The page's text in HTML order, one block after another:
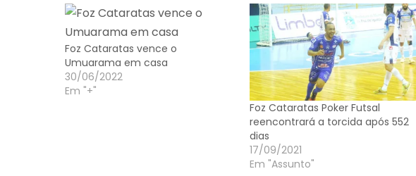
Foz Cataratas vence o
Umuarama em casa
30/06/2022
Em "+"
Foz Cataratas Poker Futsal
reencontrará a torcida após 552
dias
17/09/2021
Em "Assunto"